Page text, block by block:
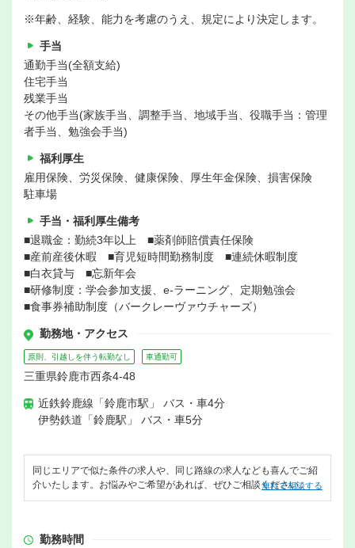
※年齢、経験、能力を考慮のうえ、規定により決定します。
手当
通勤手当(全額支給)
住宅手当
残業手当
その他手当(家族手当、調整手当、地域手当、役職手当：管理
者手当、勉強会手当)
福利厚生
雇用保険、労災保険、健康保険、厚生年金保険、損害保険
駐車場
手当・福利厚生備考
■退職金：勤続3年以上 ■薬剤師賠償責任保険
■産前産後休暇 ■育児短時間勤務制度 ■連続休暇制度
■白衣貸与 ■忘新年会
■研修制度：学会参加支援、e-ラーニング、定期勉強会
■食事券補助制度（バークレーヴァウチャーズ）
勤務地・アクセス
原則、引越しを伴う転勤なし 車通勤可
三重県鈴鹿市西条4-48
近鉄鈴鹿線「鈴鹿市駅」 バス・車4分
伊勢鉄道「鈴鹿駅」 バス・車5分
同じエリアで似た条件の求人や、同じ路線の求人なども喜んでご紹
介いたします。お悩みやご希望があれば、ぜひご相談ください。
無料で相談する
勤務時間